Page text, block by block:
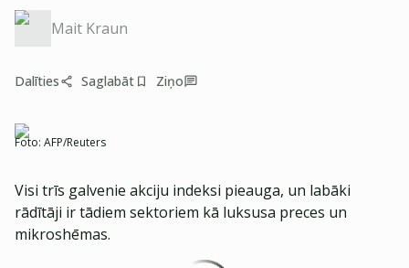
Mait Kraun
Dalīties Saglabāt Ziņo
Foto: AFP/Reuters
Visi trīs galvenie akciju indeksi pieauga, un labāki
rādītāji ir tādiem sektoriem kā luksusa preces un
mikroshēmas.